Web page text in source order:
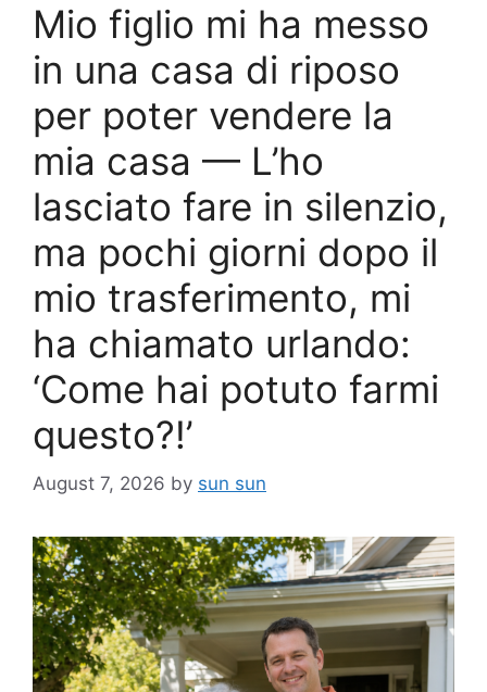
Mio figlio mi ha messo
in una casa di riposo
per poter vendere la
mia casa — L’ho
lasciato fare in silenzio,
ma pochi giorni dopo il
mio trasferimento, mi
ha chiamato urlando:
‘Come hai potuto farmi
questo?!’
August 7, 2026 by sun sun